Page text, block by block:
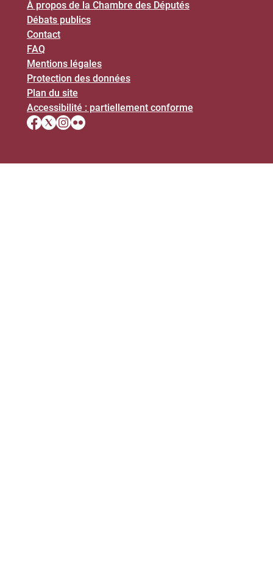
À propos de la Chambre des Députés
Débats publics
Contact
FAQ
Mentions légales
Protection des données
Plan du site
Accessibilité : partiellement conforme